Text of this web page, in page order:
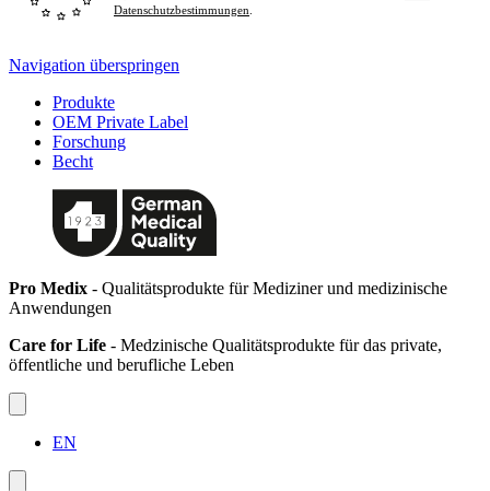
Datenschutzbestimmungen
Navigation überspringen
Produkte
OEM Private Label
Forschung
Becht
Pro Medix - Qualitätsprodukte für Mediziner und medizinische
Anwendungen
Care for Life - Medzinische Qualitätsprodukte für das private,
öffentliche und berufliche Leben
EN